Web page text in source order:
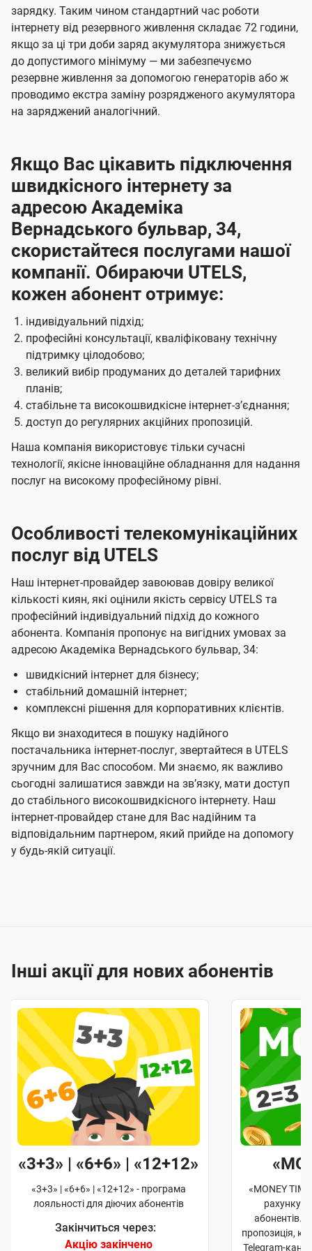
зарядку. Таким чином стандартний час роботи
інтернету від резервного живлення складає 72 години,
якщо за ці три доби заряд акумулятора знижується
до допустимого мінімуму — ми забезпечуємо
резервне живлення за допомогою генераторів або ж
проводимо екстра заміну розрядженого акумулятора
на заряджений аналогічний.
Якщо Вас цікавить підключення
швидкісного інтернету за
адресою Академіка
Вернадського бульвар, 34,
скористайтеся послугами нашої
компанії. Обираючи UTELS,
кожен абонент отримує:
індивідуальний підхід;
професійні консультації, кваліфіковану технічну
підтримку цілодобово;
великий вибір продуманих до деталей тарифних
планів;
стабільне та високошвидкісне інтернет-зʼєднання;
доступ до регулярних акційних пропозицій.
Наша компанія використовує тільки сучасні
технології, якісне інноваційне обладнання для надання
послуг на високому професійному рівні.
Особливості телекомунікаційних
послуг від UTELS
Наш інтернет-провайдер завоював довіру великої
кількості киян, які оцінили якість сервісу UTELS та
професійний індивідуальний підхід до кожного
абонента. Компанія пропонує на вигідних умовах за
адресою Академіка Вернадського бульвар, 34:
швидкісний інтернет для бізнесу;
стабільний домашній інтернет;
комплексні рішення для корпоративних клієнтів.
Якщо ви знаходитеся в пошуку надійного
постачальника інтернет-послуг, звертайтеся в UTELS
зручним для Вас способом. Ми знаємо, як важливо
сьогодні залишатися завжди на звʼязку, мати доступ
до стабільного високошвидкісного інтернету. Наш
інтернет-провайдер стане для Вас надійним та
відповідальним партнером, який прийде на допомогу
у будь-якій ситуації.
Інші акції для нових абонентів
«3+3» | «6+6» | «12+12»
«3+3» | «6+6» | «12+12» - програма
лояльності для діючих абонентів
Закінчиться через:
Акцію закінчено
«MONEY
рахунку
абонентів.
пропозиція,
Telegram-